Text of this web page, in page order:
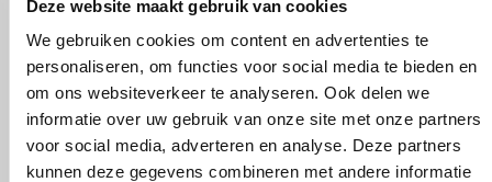
Deze website maakt gebruik van cookies
We gebruiken cookies om content en advertenties te
personaliseren, om functies voor social media te bieden en
om ons websiteverkeer te analyseren. Ook delen we
informatie over uw gebruik van onze site met onze partners
voor social media, adverteren en analyse. Deze partners
kunnen deze gegevens combineren met andere informatie